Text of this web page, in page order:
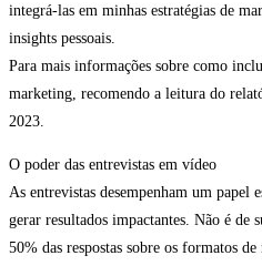
integrá-las em minhas estratégias de
insights pessoais.
Para mais informações sobre como
marketing, recomendo a leitura do
2023.
O poder das entrevistas em vídeo
As entrevistas desempenham um papel
gerar resultados impactantes. Não é de
50% das respostas sobre os formatos